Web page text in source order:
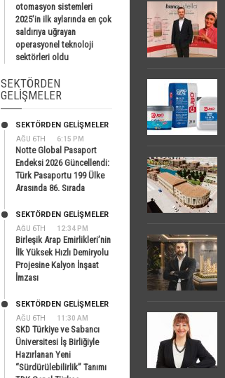
otomasyon sistemleri
2025’in ilk aylarında en çok
saldırıya uğrayan
operasyonel teknoloji
sektörleri oldu
SEKTÖRDEN
GELIŞMELER
AĞU 6TH 6:15 PM
SEKTÖRDEN GELIŞMELER
Notte Global Pasaport
Endeksi 2026 Güncellendi:
Türk Pasaportu 199 Ülke
Arasında 86. Sırada
AĞU 6TH 12:34 PM
SEKTÖRDEN GELIŞMELER
Birleşik Arap Emirlikleri’nin
İlk Yüksek Hızlı Demiryolu
Projesine Kalyon İnşaat
İmzası
AĞU 6TH 11:30 AM
SEKTÖRDEN GELIŞMELER
SKD Türkiye ve Sabancı
Üniversitesi İş Birliğiyle
Hazırlanan Yeni
“Sürdürülebilirlik” Tanımı